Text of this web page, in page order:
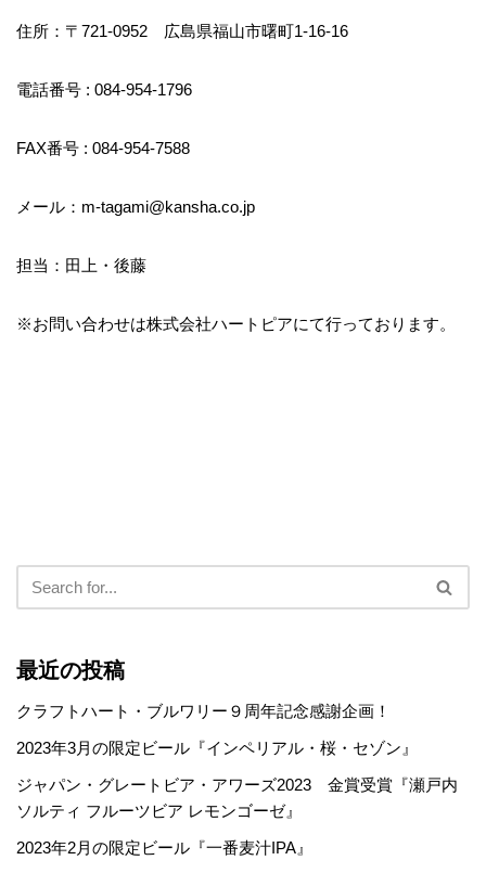
住所：〒721-0952 広島県福山市曙町1-16-16
電話番号 : 084-954-1796
FAX番号 : 084-954-7588
メール：m-tagami@kansha.co.jp
担当：田上・後藤
※お問い合わせは株式会社ハートピアにて行っております。
最近の投稿
クラフトハート・ブルワリー９周年記念感謝企画！
2023年3月の限定ビール『インペリアル・桜・セゾン』
ジャパン・グレートビア・アワーズ2023 金賞受賞『瀬戸内
ソルティ フルーツビア レモンゴーゼ』
2023年2月の限定ビール『一番麦汁IPA』